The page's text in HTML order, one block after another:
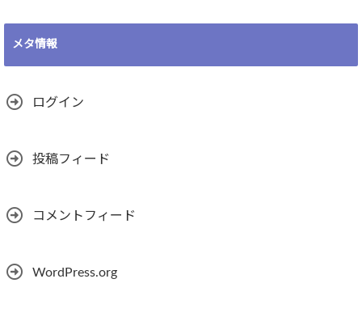
メタ情報
ログイン
投稿フィード
コメントフィード
WordPress.org